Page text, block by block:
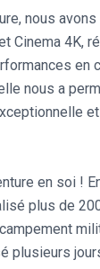
nous
Cinema 4K,
en
nous a
en soi !
plus de
plusieurs